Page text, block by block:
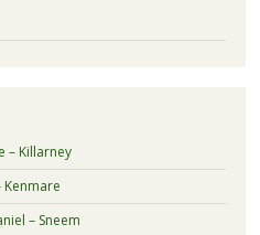
– Killarney
Kenmare
– Sneem